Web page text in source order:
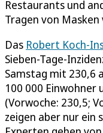
Restaurants und
Tragen von Masken
Das Robert Koch-
Sieben-Tage-
Samstag mit 230,6
100 000 Einwohner
(Vorwoche: 230,5;
zeigen aber nur ein